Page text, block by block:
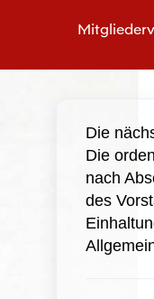
Die
Die
nach
des